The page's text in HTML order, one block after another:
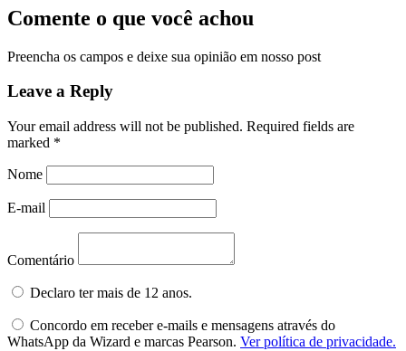
Comente o que você achou
Preencha os campos e deixe sua opinião em nosso post
Leave a Reply
Your email address will not be published. Required fields are
marked *
Nome
E-mail
Comentário
Declaro ter mais de 12 anos.
Concordo em receber e-mails e mensagens através do
WhatsApp da Wizard e marcas Pearson. Ver política de privacidade.